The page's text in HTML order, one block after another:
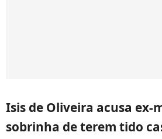
Isis de Oliveira acusa ex-
sobrinha de terem tido